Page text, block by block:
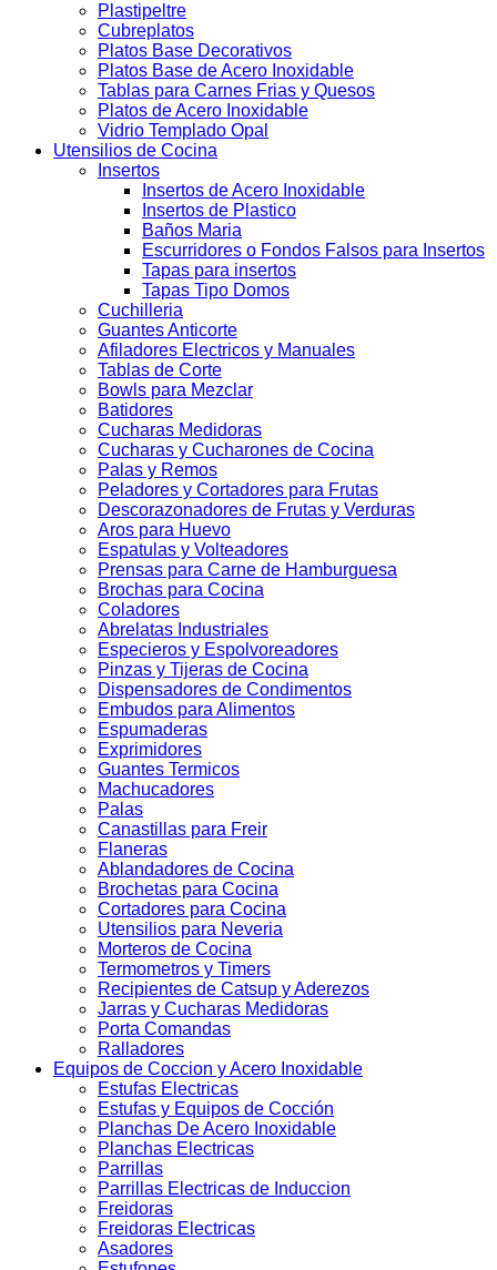
Plastipeltre
Cubreplatos
Platos Base Decorativos
Platos Base de Acero Inoxidable
Tablas para Carnes Frias y Quesos
Platos de Acero Inoxidable
Vidrio Templado Opal
Utensilios de Cocina
Insertos
Insertos de Acero Inoxidable
Insertos de Plastico
Baños Maria
Escurridores o Fondos Falsos para Insertos
Tapas para insertos
Tapas Tipo Domos
Cuchilleria
Guantes Anticorte
Afiladores Electricos y Manuales
Tablas de Corte
Bowls para Mezclar
Batidores
Cucharas Medidoras
Cucharas y Cucharones de Cocina
Palas y Remos
Peladores y Cortadores para Frutas
Descorazonadores de Frutas y Verduras
Aros para Huevo
Espatulas y Volteadores
Prensas para Carne de Hamburguesa
Brochas para Cocina
Coladores
Abrelatas Industriales
Especieros y Espolvoreadores
Pinzas y Tijeras de Cocina
Dispensadores de Condimentos
Embudos para Alimentos
Espumaderas
Exprimidores
Guantes Termicos
Machucadores
Palas
Canastillas para Freir
Flaneras
Ablandadores de Cocina
Brochetas para Cocina
Cortadores para Cocina
Utensilios para Neveria
Morteros de Cocina
Termometros y Timers
Recipientes de Catsup y Aderezos
Jarras y Cucharas Medidoras
Porta Comandas
Ralladores
Equipos de Coccion y Acero Inoxidable
Estufas Electricas
Estufas y Equipos de Cocción
Planchas De Acero Inoxidable
Planchas Electricas
Parrillas
Parrillas Electricas de Induccion
Freidoras
Freidoras Electricas
Asadores